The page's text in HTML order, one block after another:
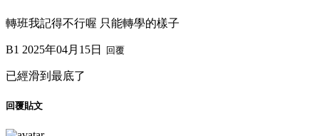
轉班我記得不行喔 只能轉學的樣子
B1 2025年04月15日 回覆
已經滑到最底了
回覆貼文